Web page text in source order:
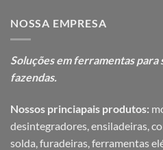
NOSSA EMPRESA
Soluções em ferramentas para
fazendas.
Nossos princiapais produtos:
desintegradores, ensiladeiras,
solda, furadeiras, ferramentas